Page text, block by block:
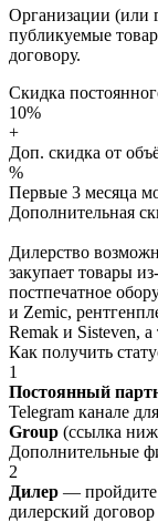
Организации (или
публикуемые
договору.
Скидка
10%
+
Доп. скидка от
%
Первые 3 месяца
Дополнительная
Дилерство
закупает товары
постпечатное
и Zemic,
Remak и Sisteven,
Как получить
1
Постоянный
Telegram канале
Group (ссылка
Дополнительные
2
Дилер — пройдите
дилерский